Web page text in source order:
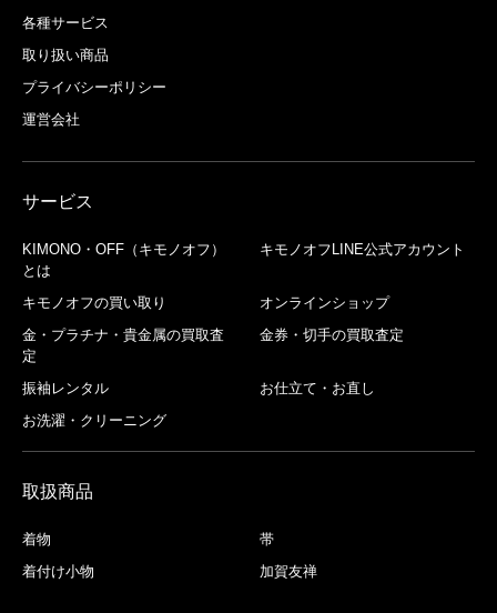
各種サービス
取り扱い商品
プライバシーポリシー
運営会社
サービス
KIMONO・OFF（キモノオフ）
とは
キモノオフLINE公式アカウント
キモノオフの買い取り
オンラインショップ
金・プラチナ・貴金属の買取査
定
金券・切手の買取査定
振袖レンタル
お仕立て・お直し
お洗濯・クリーニング
取扱商品
着物
帯
着付け小物
加賀友禅